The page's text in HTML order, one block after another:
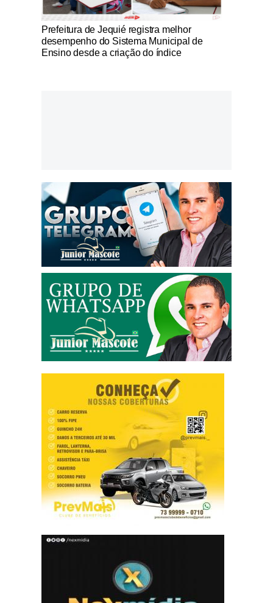
Notícias Católicas
Prefeitura de Jequié registra melhor
desempenho do Sistema Municipal de
Ensino desde a criação do índice